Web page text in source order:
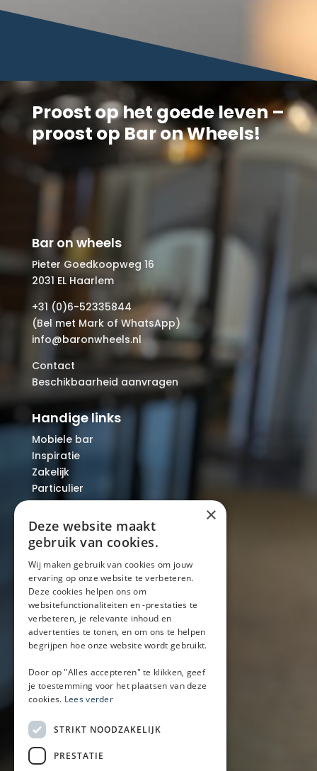
Proost op het goede leven –
proost op Bar on Wheels!
Bar on wheels
Pieter Goedkoopweg 16
2031 EL Haarlem
+31 (0)6-52335844
(Bel met Mark of WhatsApp)
info@baronwheels.nl
Contact
Beschikbaarheid aanvragen
Handige links
Mobiele bar
Inspiratie
Zakelijk
Particulier
Over ons
Blog
Locaties
Mobiele bar
Mobiele bar huren
Bier/wijn/fris bar
Champagnebar
Wijnbar
Aperol spritz bar
Arrangementen
Lunch
Borrel met hapjes
×
Deze website maakt
gebruik van cookies.
Wij maken gebruik van cookies om jouw
ervaring op onze website te verbeteren.
Deze cookies helpen ons om
websitefunctionaliteiten en -prestaties te
verbeteren, je relevante inhoud en
advertenties te tonen, en om ons te helpen
begrijpen hoe onze website wordt gebruikt.
Door op "Alles accepteren" te klikken, geef
je toestemming voor het plaatsen van deze
cookies. Lees verder
STRIKT NOODZAKELIJK
PRESTATIE